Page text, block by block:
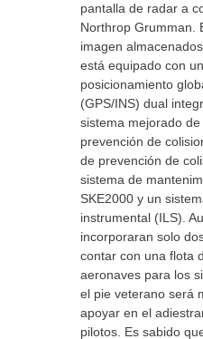
pantalla de radar a
Northrop Grumman.
imagen
está equipado con
posicionamiento
(GPS/INS) dual
sistema mejorado
prevención de
de prevención de
sistema de
SKE2000 y un
instrumental (ILS).
incorporaran solo
contar con una flota
aeronaves para los
el pie veterano será
apoyar en el
pilotos. Es sabido